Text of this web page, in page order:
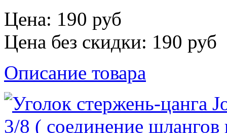
Цена: 190 руб
Цена без скидки: 190 руб
Описание товара